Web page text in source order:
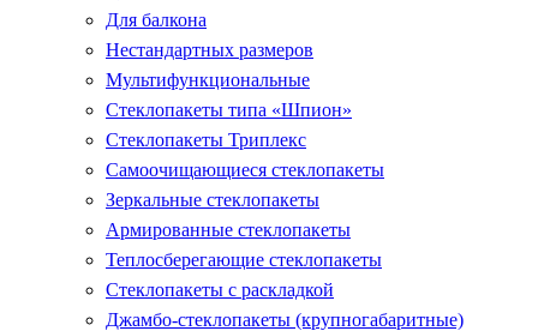
Для балкона
Нестандартных размеров
Мультифункциональные
Стеклопакеты типа «Шпион»
Стеклопакеты Триплекс
Самоочищающиеся стеклопакеты
Зеркальные стеклопакеты
Армированные стеклопакеты
Теплосберегающие стеклопакеты
Стеклопакеты с раскладкой
Джамбо-стеклопакеты (крупногабаритные)